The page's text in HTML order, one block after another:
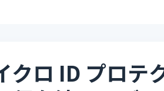
クロ ID プロテ